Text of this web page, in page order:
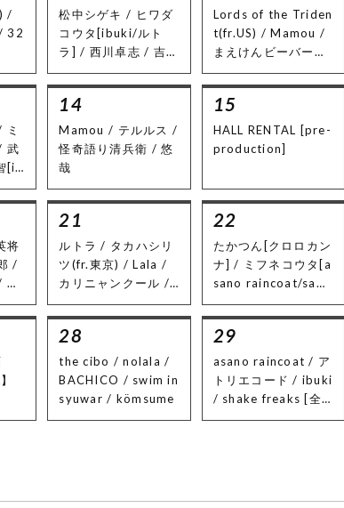
/
32
松中シゲキ / ヒワダ
コウタ[ibuki/ルト
ラ] / 西川卓志 / 吉田
博哉
Lords of the Triden
t(fr.US) / Mamou /
まえけんビーバーバ
ンド / yuu / さいと
ー[SAITEKI]
ミ
武
[i
作
fa
[L
14
Mamou / テルルス /
怪奇語り清兵衛 / 悠
哉
15
HALL RENTAL [pre-
production]
将
/
井
也/
バ
プ
21
ルトラ / タカハシリ
ツ(fr.東京) / Lala /
カリニャンクール /
森田雛 / O.A : ルト
ラ[acoustic set]｜
★Food出店有り
22
たかつん[クロロカン
ナ] / ミフネコウタ[a
sano raincoat/sabo
ri] / 田中達也[アト
リエコード] / 長田り
ょうま[Paparazzi P
anic] / shin[カリニ
ャンクール] / YUKA
[カリニャンクール] /
28
the cibo / nolala /
BACHICO / swim in
syuwar / kömsume
29
asano raincoat / ア
トリエコード / ibuki
/ shake freaks [全
出演バンド35分ステ